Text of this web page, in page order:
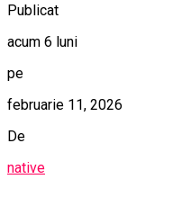
Publicat
acum 6 luni
pe
februarie 11, 2026
De
native